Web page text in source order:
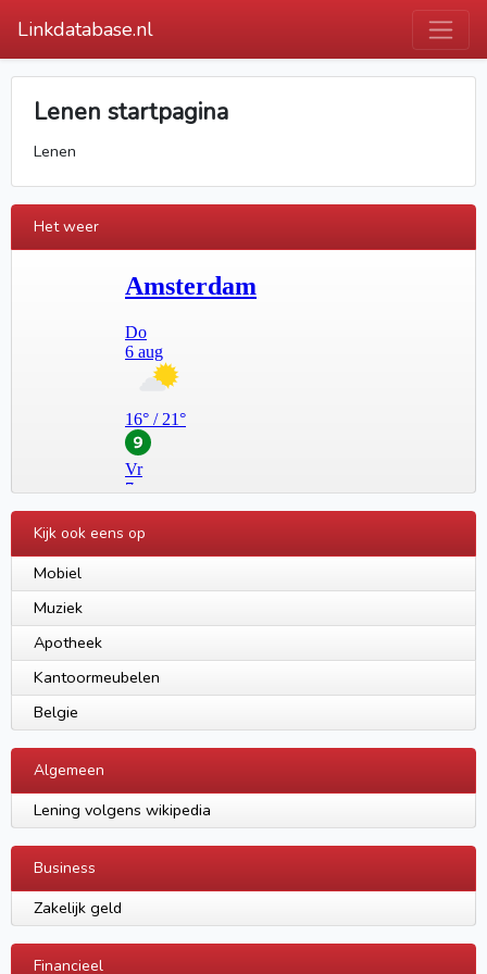
Linkdatabase.nl
Lenen startpagina
Lenen
Het weer
Kijk ook eens op
Mobiel
Muziek
Apotheek
Kantoormeubelen
Belgie
Algemeen
Lening volgens wikipedia
Business
Zakelijk geld
Financieel